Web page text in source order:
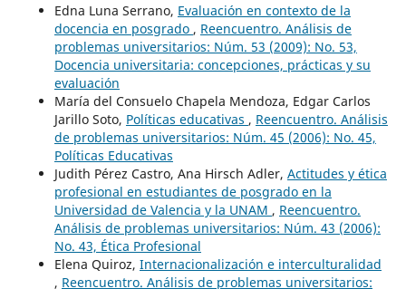
Edna Luna Serrano, Evaluación en contexto de la
docencia en posgrado , Reencuentro. Análisis de
problemas universitarios: Núm. 53 (2009): No. 53,
Docencia universitaria: concepciones, prácticas y su
evaluación
María del Consuelo Chapela Mendoza, Edgar Carlos
Jarillo Soto, Políticas educativas , Reencuentro. Análisis
de problemas universitarios: Núm. 45 (2006): No. 45,
Políticas Educativas
Judith Pérez Castro, Ana Hirsch Adler, Actitudes y ética
profesional en estudiantes de posgrado en la
Universidad de Valencia y la UNAM , Reencuentro.
Análisis de problemas universitarios: Núm. 43 (2006):
No. 43, Ética Profesional
Elena Quiroz, Internacionalización e interculturalidad
, Reencuentro. Análisis de problemas universitarios: